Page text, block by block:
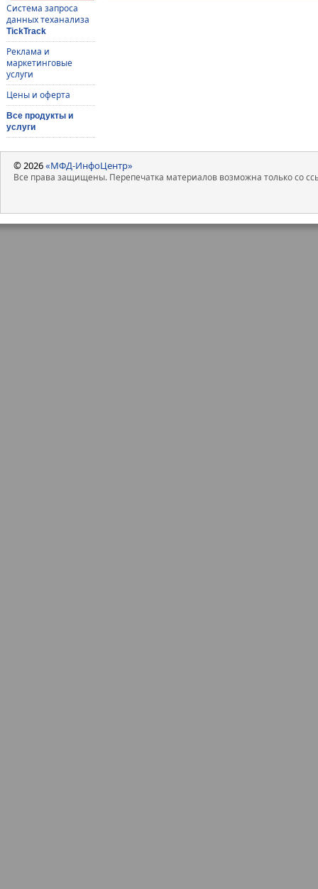
Система запроса
данных теханализа
TickTrack
Реклама и
маркетинговые
услуги
Цены и оферта
Все продукты и
услуги
© 2026«МФД-ИнфоЦентр»
Все права защищены. Перепечатка материалов возможна только со